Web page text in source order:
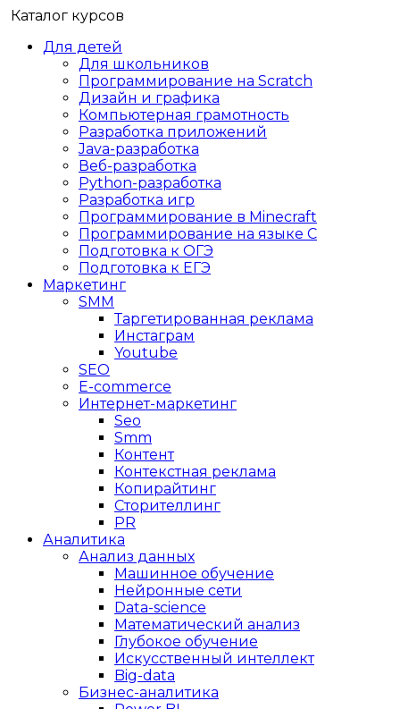
Каталог курсов
Для детей
Для школьников
Программирование на Scratch
Дизайн и графика
Компьютерная грамотность
Разработка приложений
Java-разработка
Веб-разработка
Python-разработка
Разработка игр
Программирование в Minecraft
Программирование на языке C
Подготовка к ОГЭ
Подготовка к ЕГЭ
Маркетинг
SMM
Таргетированная реклама
Инстаграм
Youtube
SEO
E-сommerce
Интернет-маркетинг
Seo
Smm
Контент
Контекстная реклама
Копирайтинг
Сторителлинг
PR
Аналитика
Анализ данных
Машинное обучение
Нейронные сети
Data-science
Математический анализ
Глубокое обучение
Искусственный интеллект
Big-data
Бизнес-аналитика